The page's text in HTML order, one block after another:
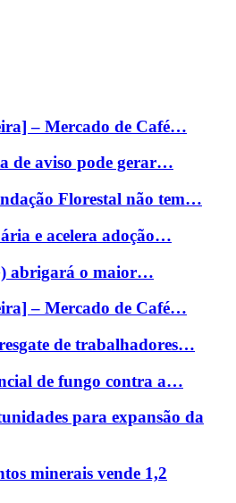
– Mercado de Café…
de aviso pode gerar…
Florestal não tem…
e acelera adoção…
abrigará o maior…
– Mercado de Café…
de trabalhadores…
de fungo contra a…
para expansão da
minerais vende 1,2